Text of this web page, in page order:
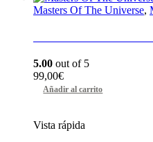
Masters Of The Universe,
5.00 out of 5
99,00€
Añadir al carrito
Vista rápida